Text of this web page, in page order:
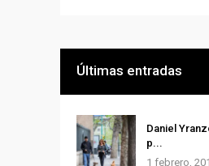
Últimas entradas
Daniel
p...
1 febrero,